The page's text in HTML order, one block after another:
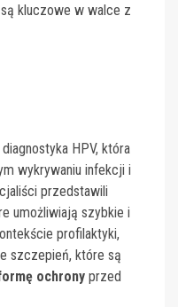
kluczowe w walce z
HPV, która
wykrywaniu infekcji i
przedstawili
umożliwiają szybkie i
profilaktyki,
szczepień, które są
ochrony przed